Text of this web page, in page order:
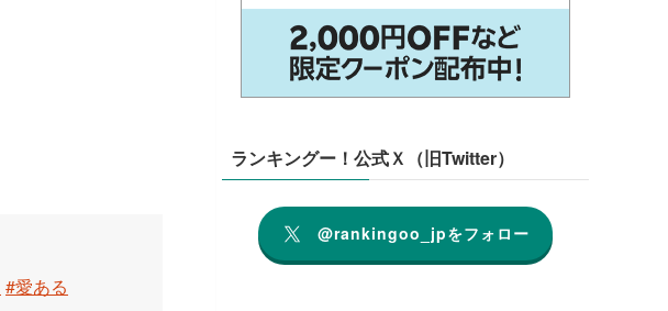
#愛ある
ランキングー！公式Ｘ（旧Twitter）
@rankingoo_jpをフォロー